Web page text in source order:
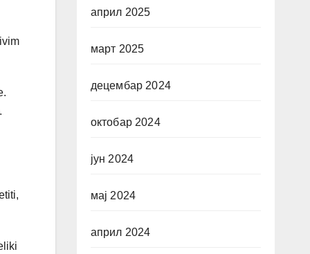
април 2025
март 2025
децембар 2024
октобар 2024
јун 2024
мај 2024
април 2024